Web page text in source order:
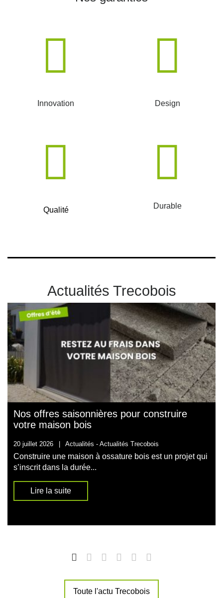
Innovation Design
Qualité Durable
Actualités Trecobois
Nos offres saisonnières pour construire
votre maison bois
20 juillet 2026 Actualités - Actualités Trecobois
Construire une maison à ossature bois est un projet qui
s’inscrit dans la durée...
Lire la suite
Toute l'actu Trecobois